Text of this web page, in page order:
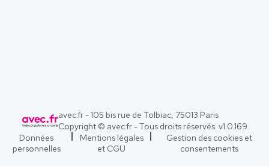
avec.fr - 105 bis rue de Tolbiac, 75013 Paris
Copyright © avec.fr - Tous droits réservés. v1.0.169
Données
personnelles
Mentions légales
et CGU
Gestion des cookies et
consentements